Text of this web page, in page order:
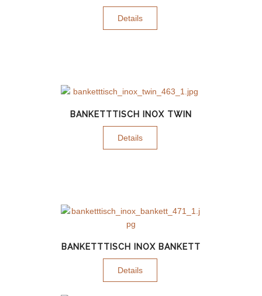
Details
BANKETTTISCH INOX TWIN
Details
BANKETTTISCH INOX BANKETT
Details